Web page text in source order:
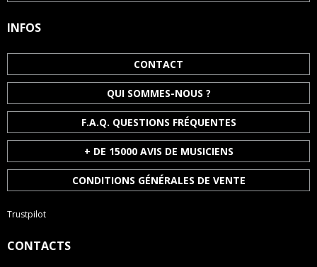
CONTACTS
INFOS
CONTACT
QUI SOMMES-NOUS ?
F.A.Q. QUESTIONS FRÉQUENTES
+ DE 15000 AVIS DE MUSICIENS
CONDITIONS GÉNÉRALES DE VENTE
Trustpilot